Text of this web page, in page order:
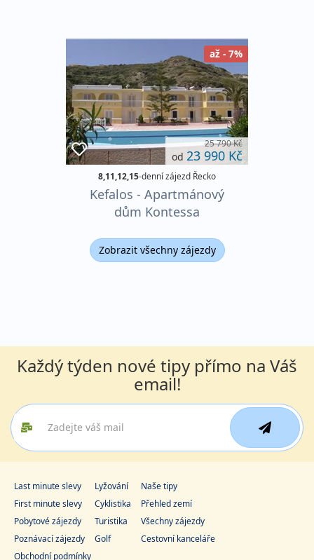
až - 7%
25 790 Kč
od 23 990 Kč
8,11,12,15-denní zájezd Řecko
Kefalos - Apartmánový
dům Kontessa
Zobrazit všechny zájezdy
Každý týden nové tipy přímo na Váš
email!
Last minute slevy
First minute slevy
Pobytové zájezdy
Poznávací zájezdy
Lyžování
Cyklistika
Turistika
Golf
Naše tipy
Přehled zemí
Všechny zájezdy
Cestovní kanceláře
Obchodní podmínky